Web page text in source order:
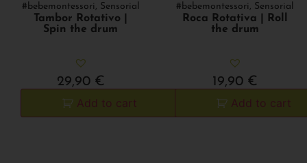
#bebemontessori , Sensorial
Tambor Rotativo |
Spin the drum
29,90 €
Add to cart
#bebemontessori , Sensorial
Roca Rotativa | Roll
the drum
19,90 €
Add to cart